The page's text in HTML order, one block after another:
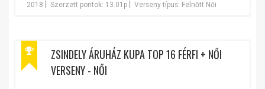
2018 Szerzett pontok: 13.01p Verseny típus: Felnőtt Női
ZSINDELY ÁRUHÁZ KUPA TOP 16 FÉRFI + NŐI
VERSENY - NŐI